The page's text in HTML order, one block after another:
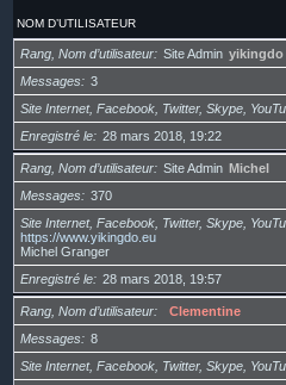
NOM D’UTILISATEUR
Rang, Nom d’utilisateur Site Admin yikingdo
Messages
3
Site Internet, Facebook, Twitter, Skype,
Enregistré le
28 mars 2018, 19:22
Rang, Nom d’utilisateur Site Admin Michel
Messages
370
Site Internet, Facebook, Twitter, Skype,
https://www.yikingdo.eu
Michel Granger
Enregistré le
28 mars 2018, 19:57
Rang, Nom d’utilisateur
Clementine
Messages
8
Site Internet, Facebook, Twitter, Skype,